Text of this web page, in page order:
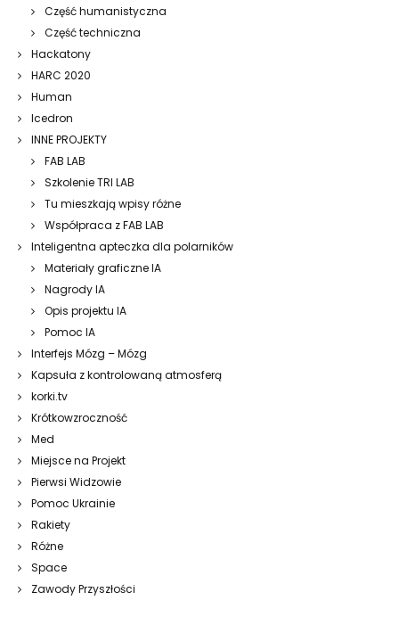
Część humanistyczna
Część techniczna
Hackatony
HARC 2020
Human
Icedron
INNE PROJEKTY
FAB LAB
Szkolenie TRI LAB
Tu mieszkają wpisy różne
Współpraca z FAB LAB
Inteligentna apteczka dla polarników
Materiały graficzne IA
Nagrody IA
Opis projektu IA
Pomoc IA
Interfejs Mózg – Mózg
Kapsuła z kontrolowaną atmosferą
korki.tv
Krótkowzroczność
Med
Miejsce na Projekt
Pierwsi Widzowie
Pomoc Ukrainie
Rakiety
Różne
Space
Zawody Przyszłości